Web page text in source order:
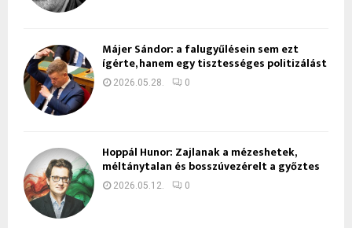
Májer Sándor: a falugyűlésein sem ezt
ígérte, hanem egy tisztességes politizálást
2026.05.28. 0
Hoppál Hunor: Zajlanak a mézeshetek,
méltánytalan és bosszúvezérelt a győztes
2026.05.12. 0